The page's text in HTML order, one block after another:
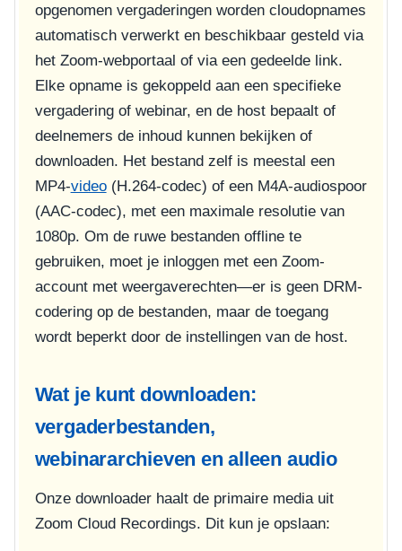
opgenomen vergaderingen worden cloudopnames
automatisch verwerkt en beschikbaar gesteld via
het Zoom-webportaal of via een gedeelde link.
Elke opname is gekoppeld aan een specifieke
vergadering of webinar, en de host bepaalt of
deelnemers de inhoud kunnen bekijken of
downloaden. Het bestand zelf is meestal een
MP4-video(H.264-codec) of een M4A-audiospoor
(AAC-codec), met een maximale resolutie van
1080p. Om de ruwe bestanden offline te
gebruiken, moet je inloggen met een Zoom-
account met weergaverechten—er is geen DRM-
codering op de bestanden, maar de toegang
wordt beperkt door de instellingen van de host.
Wat je kunt downloaden:
vergaderbestanden,
webinararchieven en alleen audio
Onze downloader haalt de primaire media uit
Zoom Cloud Recordings. Dit kun je opslaan: